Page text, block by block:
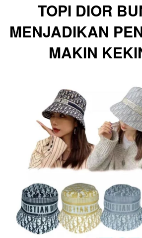
TOPI DIOR
MENJADIKAN
MAKIN